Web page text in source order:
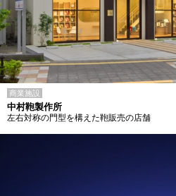
商業施設
中村鞄製作所
左右対称の門型を構えた鞄販売の店舗